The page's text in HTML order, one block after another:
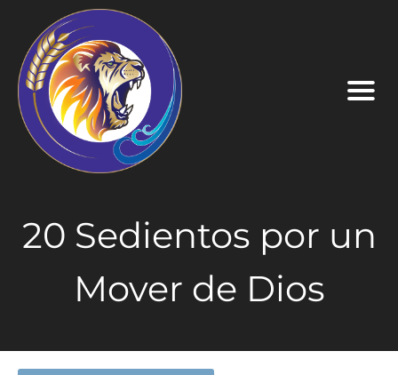
20 Sedientos por un
Mover de Dios